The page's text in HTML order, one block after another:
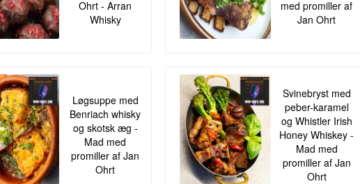
Ohrt - Arran
Whisky
med promiller af
Jan Ohrt
Løgsuppe med
Benriach whisky
og skotsk æg -
Mad med
promiller af Jan
Ohrt
Svinebryst med
peber-karamel
og Whistler Irish
Honey Whiskey -
Mad med
promiller af Jan
Ohrt